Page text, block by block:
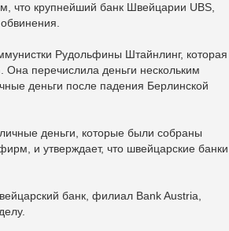
что крупнейший банк Швейцарии UBS,
Рудольфины Штайнлинг, которая
Она перечислила деньги нескольким
деньги после падения Берлинской
деньги, которые были собраны
и утверждает, что швейцарские банки
банк, филиал Bank Austria,